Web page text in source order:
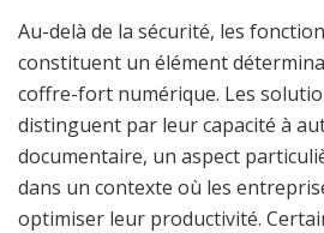
Au-delà de la sécurité, les
constituent un élément
coffre-fort numérique. Les
distinguent par leur capacité à
documentaire, un aspect
dans un contexte où les
optimiser leur productivité.